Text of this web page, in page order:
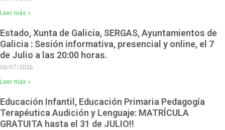
Leer más »
Estado, Xunta de Galicia, SERGAS, Ayuntamientos de
Galicia : Sesión informativa, presencial y online, el 7
de Julio a las 20:00 horas.
06/07/2026
Leer más »
Educación Infantil, Educación Primaria Pedagogía
Terapéutica Audición y Lenguaje: MATRÍCULA
GRATUITA hasta el 31 de JULIO!!